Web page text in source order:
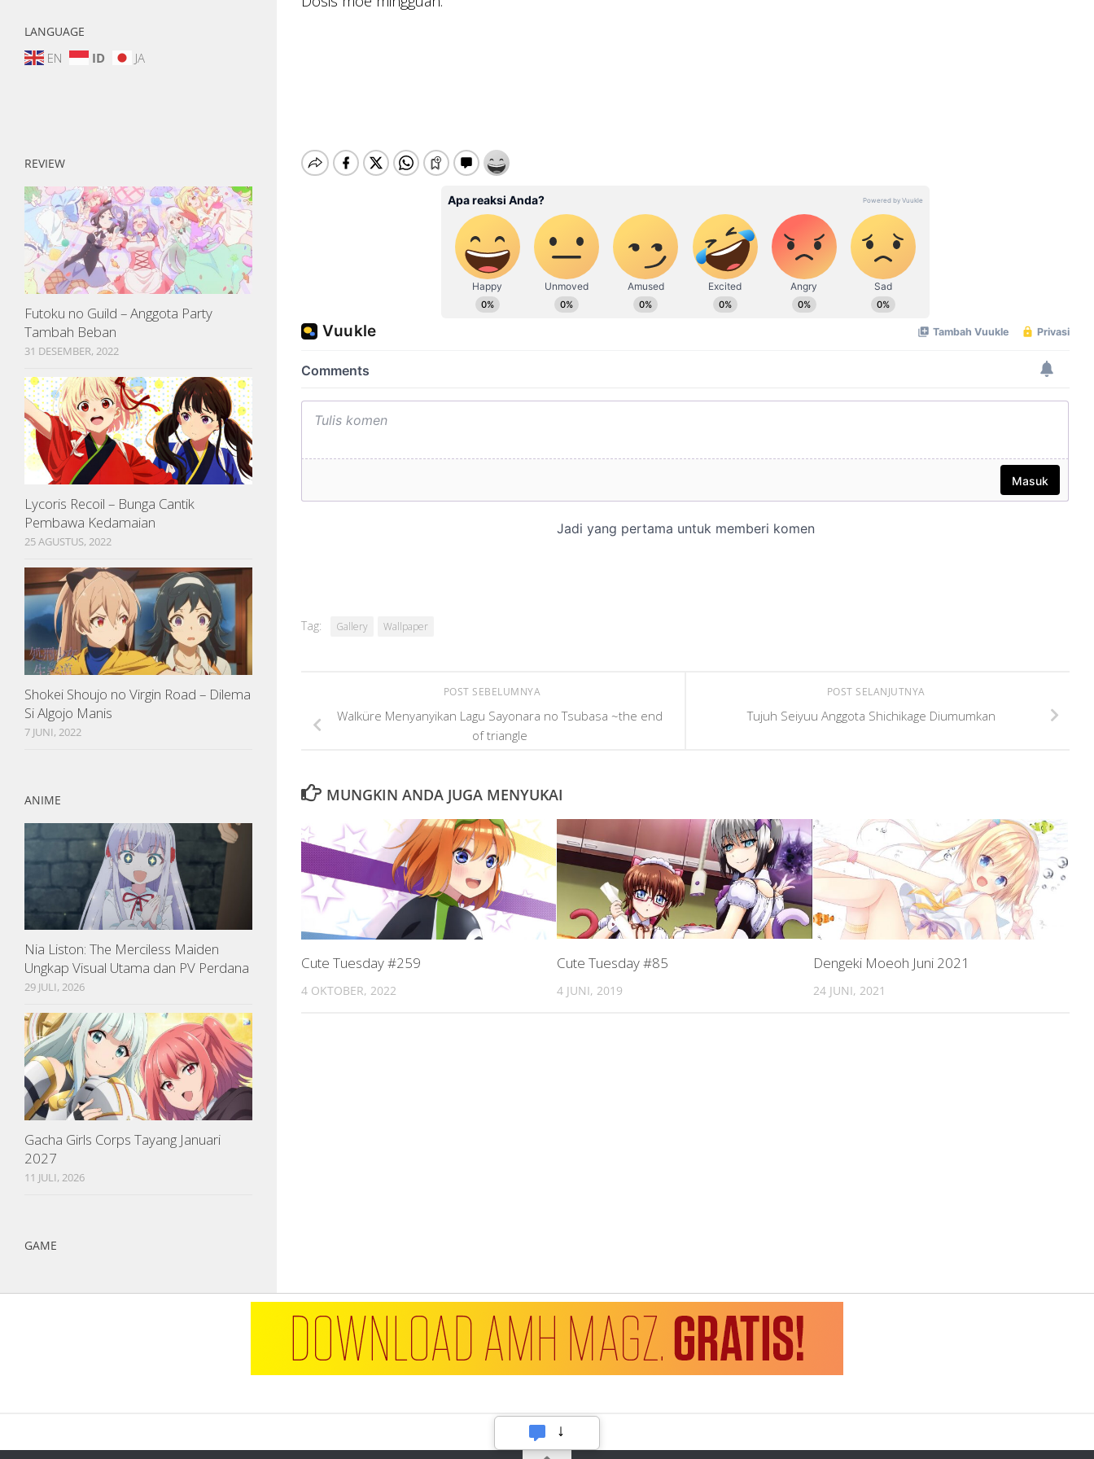
Tag: Gallery Wallpaper
POST SELANJUTNYA
Tujuh Seiyuu Anggota Shichikage Diumumkan
POST SEBELUMNYA
Walküre Menyanyikan Lagu Sayonara no Tsubasa ~the end
of triangle
MUNGKIN ANDA JUGA MENYUKAI
Cute Tuesday #259
4 OKTOBER, 2022
Cute Tuesday #85
4 JUNI, 2019
Dengeki Moeoh Juni 2021
24 JUNI, 2021
LANGUAGE
EN ID JA
REVIEW
Futoku no Guild – Anggota Party
Tambah Beban
31 DESEMBER, 2022
Lycoris Recoil – Bunga Cantik
Pembawa Kedamaian
25 AGUSTUS, 2022
Shokei Shoujo no Virgin Road – Dilema
Si Algojo Manis
7 JUNI, 2022
ANIME
Nia Liston: The Merciless Maiden
Ungkap Visual Utama dan PV Perdana
29 JULI, 2026
Gacha Girls Corps Tayang Januari
2027
11 JULI, 2026
GAME
Hubungi Kami